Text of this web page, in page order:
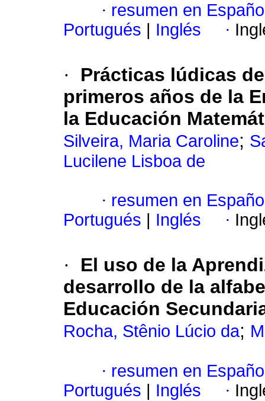
· resumen en
Portugués
Inglés ·
·
Prácticas lúdicas
primeros años de la
la Educación
Silveira, Maria Caroline;
Lucilene Lisboa de
· resumen en
Portugués
Inglés ·
·
El uso de la
desarrollo de la
Educación
Rocha, Stênio Lúcio da;
· resumen en
Portugués
Inglés ·